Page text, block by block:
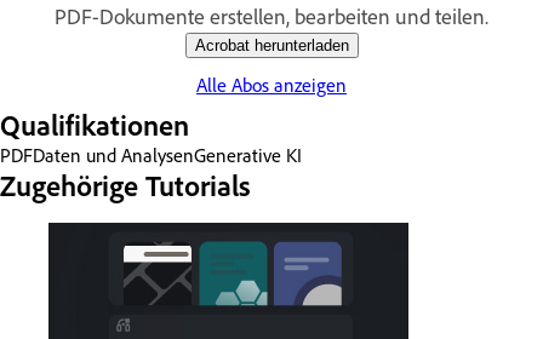
PDF-Dokumente erstellen, bearbeiten und teilen.
Acrobat herunterladen
Alle Abos anzeigen
Qualifikationen
PDFDaten und AnalysenGenerative KI
Zugehörige Tutorials